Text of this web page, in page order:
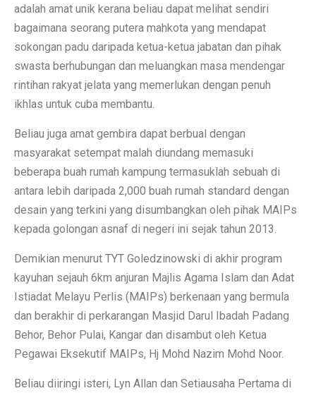
adalah amat unik kerana beliau dapat melihat sendiri
bagaimana seorang putera mahkota yang mendapat
sokongan padu daripada ketua-ketua jabatan dan pihak
swasta berhubungan dan meluangkan masa mendengar
rintihan rakyat jelata yang memerlukan dengan penuh
ikhlas untuk cuba membantu.
Beliau juga amat gembira dapat berbual dengan
masyarakat setempat malah diundang memasuki
beberapa buah rumah kampung termasuklah sebuah di
antara lebih daripada 2,000 buah rumah standard dengan
desain yang terkini yang disumbangkan oleh pihak MAIPs
kepada golongan asnaf di negeri ini sejak tahun 2013.
Demikian menurut TYT Goledzinowski di akhir program
kayuhan sejauh 6km anjuran Majlis Agama Islam dan Adat
Istiadat Melayu Perlis (MAIPs) berkenaan yang bermula
dan berakhir di perkarangan Masjid Darul Ibadah Padang
Behor, Behor Pulai, Kangar dan disambut oleh Ketua
Pegawai Eksekutif MAIPs, Hj Mohd Nazim Mohd Noor.
Beliau diiringi isteri, Lyn Allan dan Setiausaha Pertama di